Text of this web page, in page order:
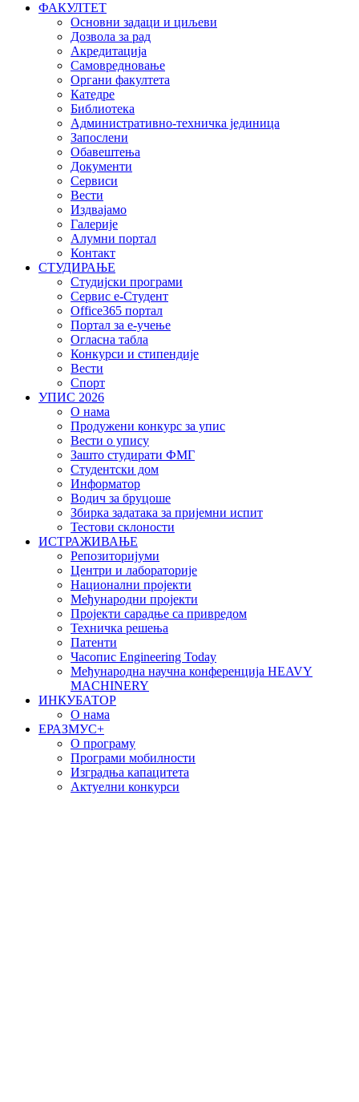
ФАКУЛТЕТ
Основни задаци и циљеви
Дозвола за рад
Акредитација
Самовредновање
Органи факултета
Катедре
Библиотека
Административно-техничка јединица
Запослени
Обавештења
Документи
Сервиси
Вести
Издвајамо
Галерије
Алумни портал
Контакт
СТУДИРАЊЕ
Студијски програми
Сервис е-Студент
Office365 портал
Портал за е-учење
Огласна табла
Конкурси и стипендије
Вести
Спорт
УПИС 2026
О нама
Продужени конкурс за упис
Вести о упису
Зашто студирати ФМГ
Студентски дом
Информатор
Водич за бруцоше
Збиркa задатака за пријемни испит
Тестови склоности
ИСТРАЖИВАЊЕ
Репозиторијуми
Центри и лабораторије
Национални пројекти
Међународни пројекти
Пројекти сарадње са привредом
Техничка решења
Патенти
Часопис Engineering Today
Међународна научна конференција HEAVY
MACHINERY
ИНКУБАТОР
О нама
EРАЗМУС+
О програму
Програми мобилности
Изградња капацитета
Актуелни конкурси